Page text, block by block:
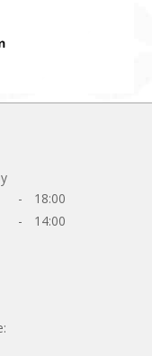
-
18:00
- 14:00